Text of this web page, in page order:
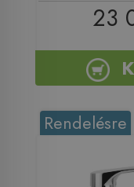
23
Rendelésre